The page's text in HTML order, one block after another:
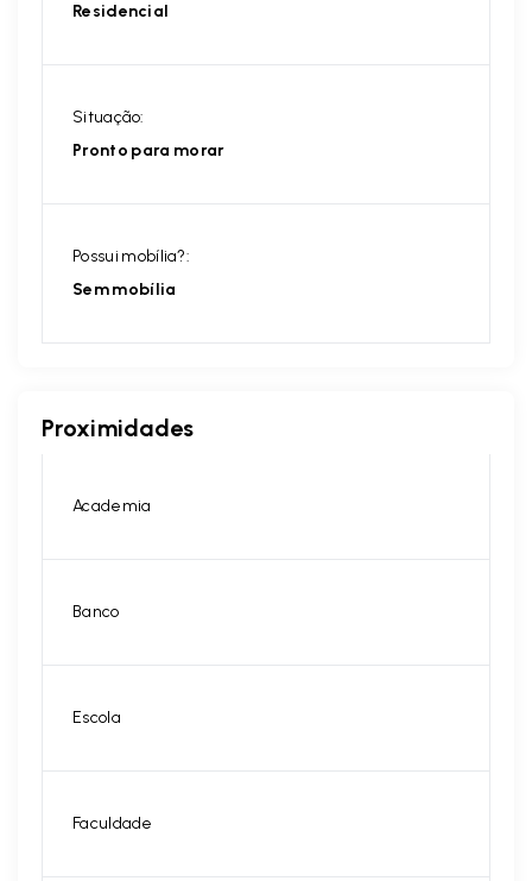
Residencial
Situação:
Pronto para morar
Possui mobília?:
Sem mobília
Proximidades
Academia
Banco
Escola
Faculdade